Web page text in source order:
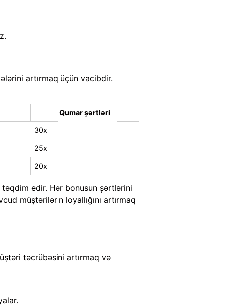
artırmaq üçün vacibdir.
Qumar şərtləri
30x
25x
20x
təqdim edir. Hər bonusun şərtlərini
müştərilərin loyallığını artırmaq
təcrübəsini artırmaq və